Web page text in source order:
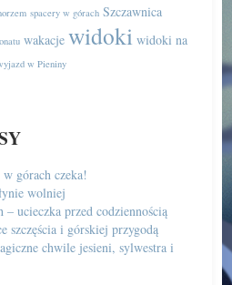
spacery w górach Szczawnica
wakacje widoki widoki na
w Pieniny
górach czeka!
wolniej
ucieczka przed codziennością
szczęścia i górskiej przygodą
chwile jesieni, sylwestra i